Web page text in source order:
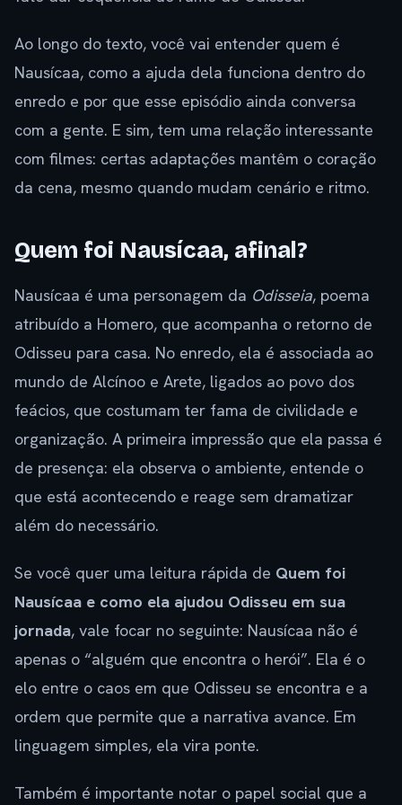
Ao longo do texto, você vai entender quem é
Nausícaa, como a ajuda dela funciona dentro do
enredo e por que esse episódio ainda conversa
com a gente. E sim, tem uma relação interessante
com filmes: certas adaptações mantêm o coração
da cena, mesmo quando mudam cenário e ritmo.
Quem foi Nausícaa, afinal?
Nausícaa é uma personagem da Odisseia, poema
atribuído a Homero, que acompanha o retorno de
Odisseu para casa. No enredo, ela é associada ao
mundo de Alcínoo e Arete, ligados ao povo dos
feácios, que costumam ter fama de civilidade e
organização. A primeira impressão que ela passa é
de presença: ela observa o ambiente, entende o
que está acontecendo e reage sem dramatizar
além do necessário.
Se você quer uma leitura rápida de Quem foi
Nausícaa e como ela ajudou Odisseu em sua
jornada, vale focar no seguinte: Nausícaa não é
apenas o “alguém que encontra o herói”. Ela é o
elo entre o caos em que Odisseu se encontra e a
ordem que permite que a narrativa avance. Em
linguagem simples, ela vira ponte.
Também é importante notar o papel social que a